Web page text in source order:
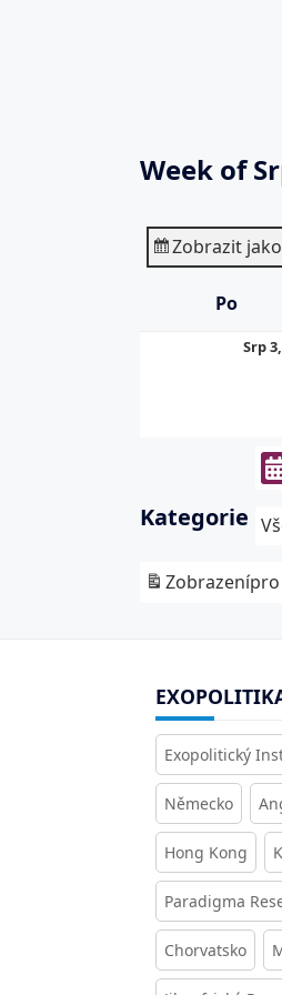
Week of
Zobrazit jako
Po
Srp
Kategorie
Zobrazení
Exopolitický
Německo
Hong Kong
Paradigma
Chorvatsko